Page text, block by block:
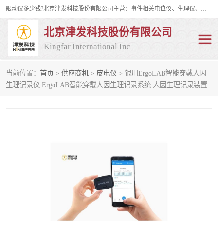
眼动仪多少钱?北京津发科技股份有限公司主营：事件相关电位仪、生理仪、肌电仪、脑电仪、皮电仪、眼动仪；是国家级高新技术企业、科技部认定的科技型中小企业和中关村高新技术企业，具备保密资格，具备自主进出口经营权；自主研发技术、产品与服务荣获多项省部级科学技术奖励、国家发明专利、国家软件著作权和省部级新技术新产品（服务）认证。
北京津发科技股份有限公司
Kingfar International Inc
当前位置： 首页 > 供应商机 > 皮电仪 > 银川ErgoLAB智能穿戴人因
生理记录仪 ErgoLAB智能穿戴人因生理记录系统 人因生理记录装置
皮电仪 脑电仪
行为观察与表情分析 动作捕捉与生物力学
人机交互实验室
神经营销与消费行为实验 车俩与驾驶模拟